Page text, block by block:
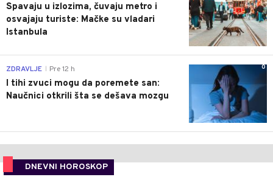
Spavaju u izlozima, čuvaju metro i
osvajaju turiste: Mačke su vladari
Istanbula
0
ZDRAVLJE Pre 12 h
I tihi zvuci mogu da poremete san:
Naučnici otkrili šta se dešava mozgu
DNEVNI HOROSKOP